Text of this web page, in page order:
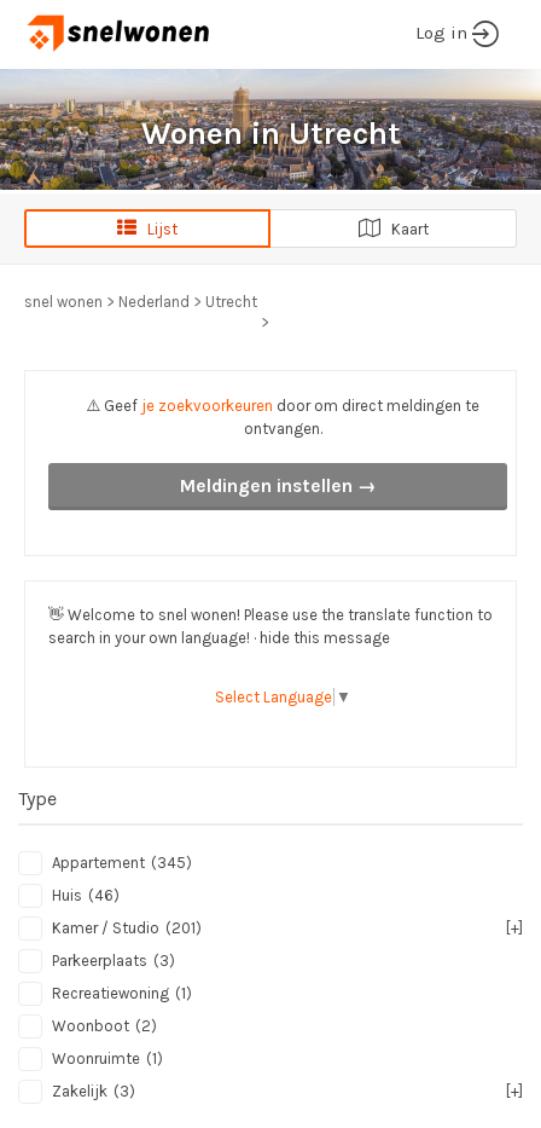
Log in
Lijst Kaart
Wonen in Utrecht
snel wonen > Nederland > Utrecht
>
⚠️ Geef je zoekvoorkeuren door om direct meldingen te
ontvangen.
Meldingen instellen →
👋 Welcome to snel wonen! Please use the translate function to
search in your own language! · hide this message
Select Language ▼
Type
Appartement (345)
Huis (46)
Kamer / Studio (201)
[+]
Parkeerplaats (3)
Recreatiewoning (1)
Woonboot (2)
Woonruimte (1)
Zakelijk (3) [+]